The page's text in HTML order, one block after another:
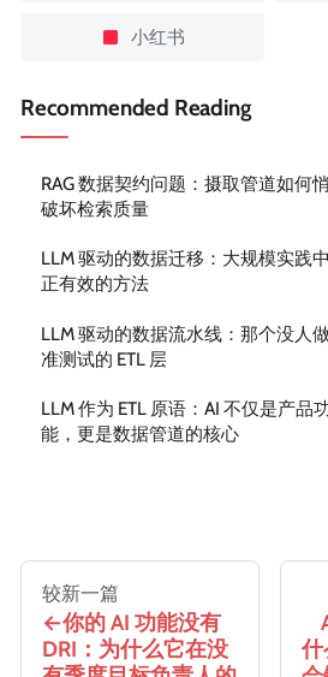
小红书
Recommended Reading
RAG 数据契约问题：摄取管道如何
破坏检索质量
LLM 驱动的数据迁移：大规模实践
正有效的方法
LLM 驱动的数据流水线：那个没人
准测试的 ETL 层
LLM 作为 ETL 原语：AI 不仅是产品
能，更是数据管道的核心
较新一篇
你的 AI 功能没有
DRI：为什么它在没
什